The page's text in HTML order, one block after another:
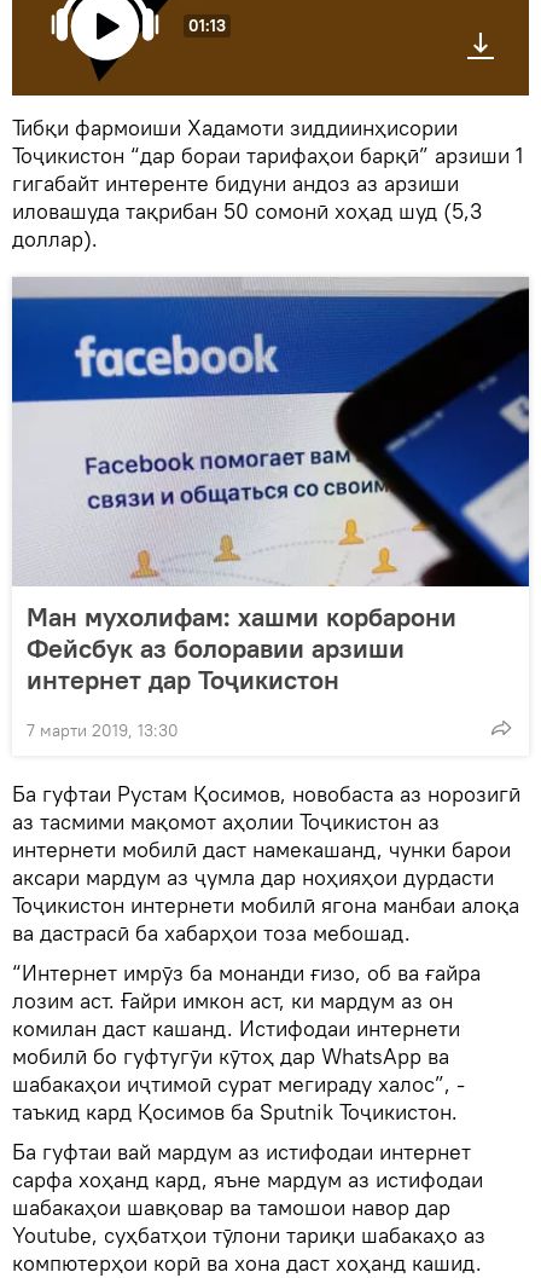
01:13
Тибқи фармоиши Хадамоти зиддиинҳисории
Тоҷикистон “дар бораи тарифаҳои барқӣ” арзиши 1
гигабайт интеренте бидуни андоз аз арзиши
иловашуда тақрибан 50 сомонӣ хоҳад шуд (5,3
доллар).
Ман мухолифам: хашми корбарони
Фейсбук аз болоравии арзиши
интернет дар Тоҷикистон
7 марти 2019, 13:30
Ба гуфтаи Рустам Қосимов, новобаста аз норозигӣ
аз тасмими мақомот аҳолии Тоҷикистон аз
интернети мобилӣ даст намекашанд, чунки барои
аксари мардум аз ҷумла дар ноҳияҳои дурдасти
Тоҷикистон интернети мобилӣ ягона манбаи алоқа
ва дастрасӣ ба хабарҳои тоза мебошад.
“Интернет имрӯз ба монанди ғизо, об ва ғайра
лозим аст. Ғайри имкон аст, ки мардум аз он
комилан даст кашанд. Истифодаи интернети
мобилӣ бо гуфтугӯи кӯтоҳ дар WhatsАpp ва
шабакаҳои иҷтимоӣ сурат мегираду халос”, -
таъкид кард Қосимов ба Sputnik Тоҷикистон.
Ба гуфтаи вай мардум аз истифодаи интернет
сарфа хоҳанд кард, яъне мардум аз истифодаи
шабакаҳои шавқовар ва тамошои навор дар
Youtube, суҳбатҳои тӯлони тариқи шабакаҳо аз
компютерҳои корӣ ва хона даст хоҳанд кашид.